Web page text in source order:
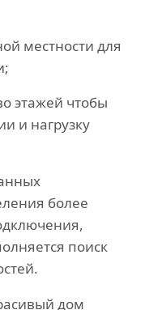
местности для
этажей чтобы
и нагрузку
более
поиск
дом